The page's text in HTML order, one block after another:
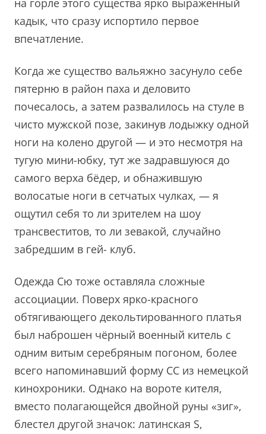
на горле этого существа ярко выраженный
кадык, что сразу испортило первое
впечатление.
Когда же существо вальяжно засунуло себе
пятерню в район паха и деловито
почесалось, а затем развалилось на стуле в
чисто мужской позе, закинув лодыжку одной
ноги на колено другой — и это несмотря на
тугую мини-юбку, тут же задравшуюся до
самого верха бёдер, и обнажившую
волосатые ноги в сетчатых чулках, — я
ощутил себя то ли зрителем на шоу
трансвеститов, то ли зевакой, случайно
забредшим в гей- клуб.
Одежда Сю тоже оставляла сложные
ассоциации. Поверх ярко-красного
обтягивающего декольтированного платья
был наброшен чёрный военный китель с
одним витым серебряным погоном, более
всего напоминавший форму СС из немецкой
кинохроники. Однако на вороте кителя,
вместо полагающейся двойной руны «зиг»,
блестел другой значок: латинская S,